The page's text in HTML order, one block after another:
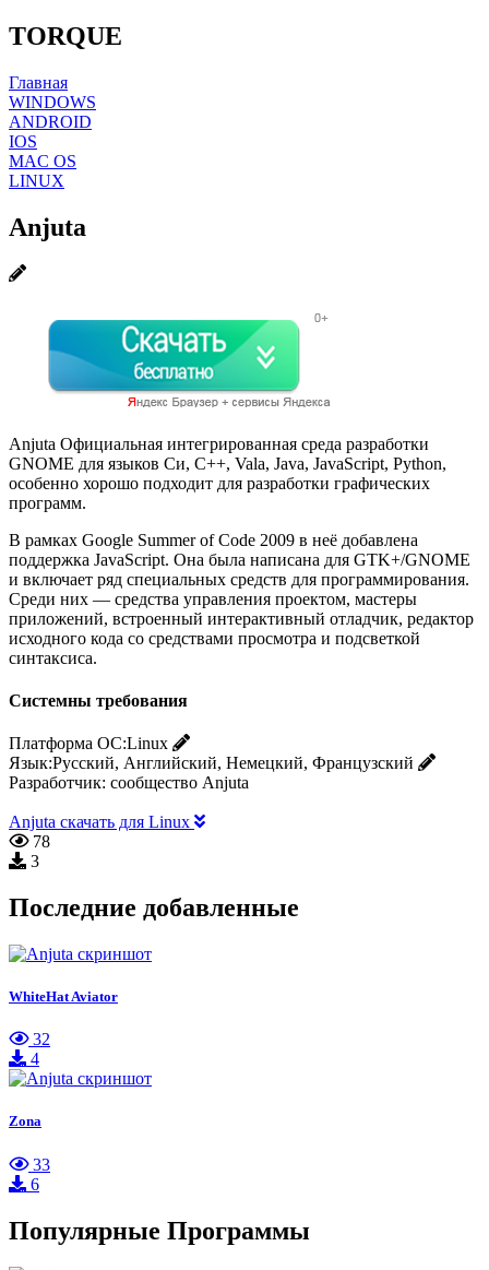
TORQUE
Главная
WINDOWS
ANDROID
IOS
MAC OS
LINUX
Anjuta
Anjuta Официальная интегрированная среда разработки
GNOME для языков Си, C++, Vala, Java, JavaScript, Python,
особенно хорошо подходит для разработки графических
программ.
В рамках Google Summer of Code 2009 в неё добавлена
поддержка JavaScript. Она была написана для GTK+/GNOME
и включает ряд специальных средств для программирования.
Среди них — средства управления проектом, мастеры
приложений, встроенный интерактивный отладчик, редактор
исходного кода со средствами просмотра и подсветкой
синтаксиса.
Системны требования
Платформа ОС:Linux
Язык:Русский, Английский, Немецкий, Французский
Разработчик: сообщество Anjuta
Anjuta скачать для Linux
78
3
Последние добавленные
WhiteHat Aviator
32
4
Zona
33
6
Популярные Программы